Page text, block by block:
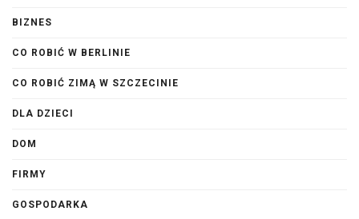
BIZNES
CO ROBIĆ W BERLINIE
CO ROBIĆ ZIMĄ W SZCZECINIE
DLA DZIECI
DOM
FIRMY
GOSPODARKA